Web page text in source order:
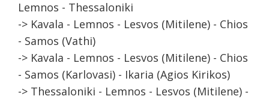
Lemnos - Thessaloniki
-> Kavala - Lemnos - Lesvos (Mitilene) - Chios
- Samos (Vathi)
-> Kavala - Lemnos - Lesvos (Mitilene) - Chios
- Samos (Karlovasi) - Ikaria (Agios Kirikos)
-> Thessaloniki - Lemnos - Lesvos (Mitilene) -